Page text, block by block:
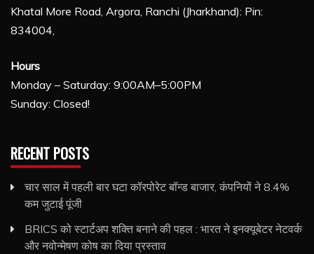
Khatal More Road, Argora, Ranchi (Jharkhand): Pin:
834004,
Hours
Monday – Saturday: 9:00AM–5:00PM
Sunday: Closed!
RECENT POSTS
चार साल में पहली बार घटा कॉरपोरेट बॉन्ड बाजार, कंपनियों ने 8.4%
कम जुटाई पूंजी
BRICS को स्टार्टअप शक्ति बनाने की पहल : भारत ने इनक्यूबेटर नेटवर्क
और नवोन्मेषण कोष का दिया प्रस्ताव